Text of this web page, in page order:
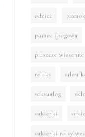
odzież
pomoc drogowa
płaszcze
relaks salon
seksuolog
sukienki
sukienki na